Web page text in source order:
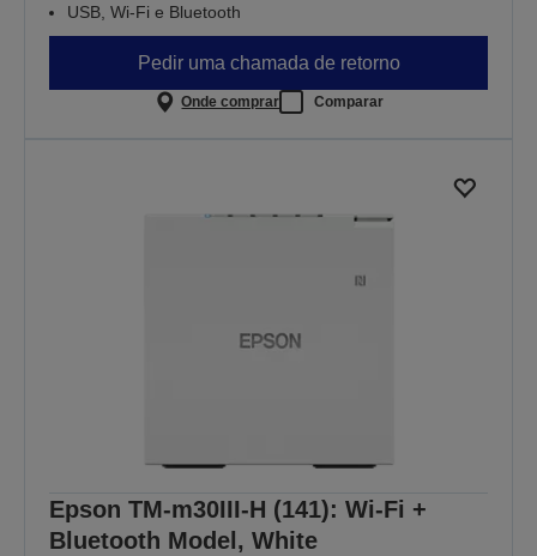
USB, Wi-Fi e Bluetooth
Pedir uma chamada de retorno
Onde comprar Comparar
Epson TM-m30III-H (141): Wi-Fi +
Bluetooth Model, White